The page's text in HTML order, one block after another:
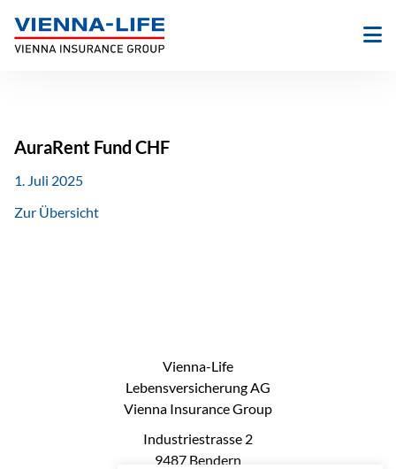
Inhalt
springen
AuraRent Fund CHF
1. Juli 2025
Zur Übersicht
Vienna-Life
Lebensversicherung AG
Vienna Insurance Group
Industriestrasse 2
9487 Bendern